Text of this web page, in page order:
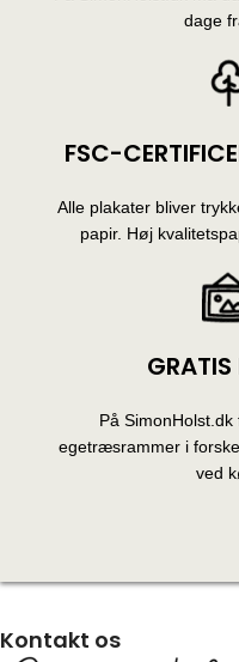
dage
FSC-
Alle plakater bliver
papir. Høj
På
egetræsrammer i
ved
Kontakt os